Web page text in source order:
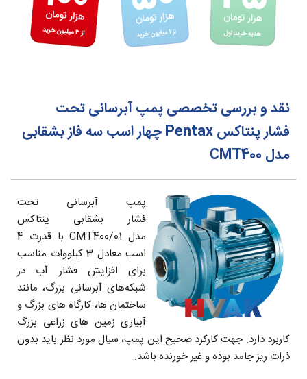
نقد و بررسی تخصصی پمپ آبرسانی تحت
فشار پنتاکس Pentax چهار اسب سه فاز بشقابی
مدل CMT400
پمپ آبرسانی تحت
فشار بشقابی پنتاکس
مدل CMT400/01 با قدرت 4
اسب معادل 3 کیلووات مناسب
برای افزایش فشار آب در
شبکه‌های آبرسانی بزرگ، مانند
ساختمان ها، کارگاه های بزرگ و
آبیاری زمین های زراعی بزرگ
کاربرد دارد. جهت کارکرد صحیح این پمپ، سیال مورد نظر باید بدون
ذرات ریز جامد بوده و غیر خورنده باشد.